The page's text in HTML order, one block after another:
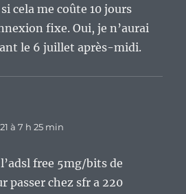
cela me coûte 10 jours
fixe. Oui, je n’aurai
le 6 juillet après-midi.
à 7 h 25 min
free 5mg/bits de
passer chez sfr a 220